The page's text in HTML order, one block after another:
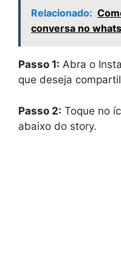
Relacionado:
conversa no
Passo 1: Abra o
que deseja
Passo 2: Toque no
abaixo do story.